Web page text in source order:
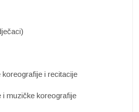
koreografije i recitacije
i muzičke koreografije